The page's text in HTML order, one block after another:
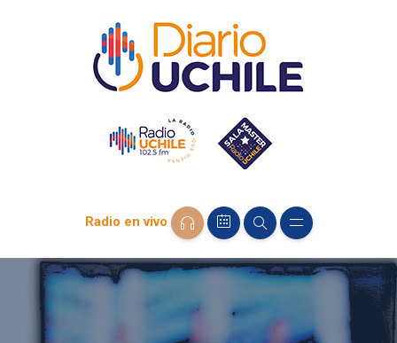
Radio en vivo